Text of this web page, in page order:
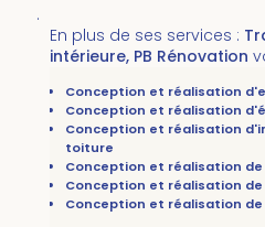
.
En plus de ses services :
intérieure, PB Rénovation
Conception et réalisation
Conception et réalisation
Conception et réalisation
toiture
Conception et réalisation
Conception et réalisation
Conception et réalisation